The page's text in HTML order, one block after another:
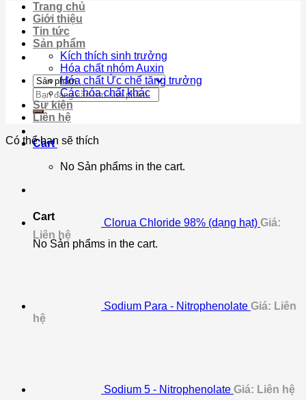
Search
for:
Cart
No Sản phẩms in the cart.
Cart
No Sản phẩms in the cart.
Trang chủ
Giới thiệu
Tin tức
Sản phẩm
Kích thích sinh trưởng
Hóa chất nhóm Auxin
Hóa chất Ức chế tăng trưởng
Các hóa chất khác
Sự kiện
Liên hệ
Có thể bạn sẽ thích
Clorua Chloride 98% (dạng hạt) Giá:
Liên hệ
Sodium Para - Nitrophenolate Giá: Liên
hệ
Sodium 5 - Nitrophenolate Giá: Liên hệ